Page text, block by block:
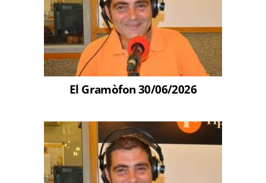
El Gramòfon 30/06/2026